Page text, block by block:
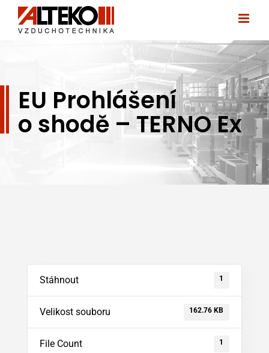
Přeskočit
EU Prohlášení
o shodě – TERNO Ex
Stáhnout 1
Velikost souboru 162.76 KB
File Count 1